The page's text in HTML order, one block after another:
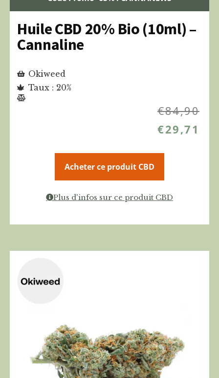
Huile CBD 20% Bio (10ml) –
Cannaline
Okiweed
Taux : 20%
€84,90
€29,71
Acheter ce produit CBD
Plus d'infos sur ce produit CBD